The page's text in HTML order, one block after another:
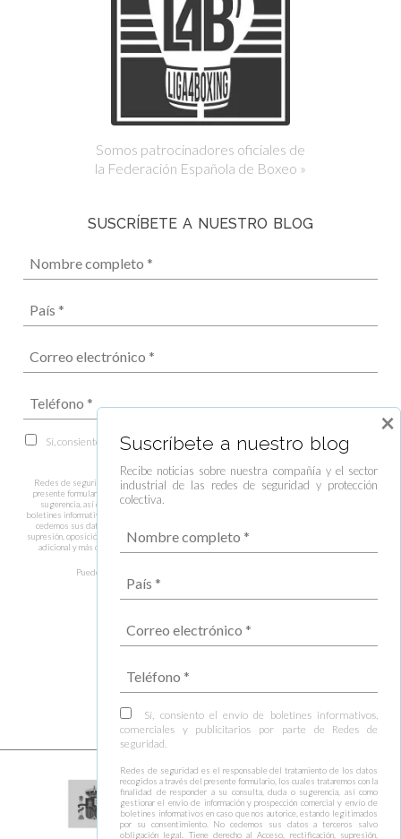
Somos patrocinadores oficiales de
la Federación Española de Boxeo »
SUSCRÍBETE A NUESTRO BLOG
Sí, consiento el envío de boletines informativos, comerciales y publicitarios
Redes de seguridad es el responsable del tratamiento de los datos recogidos a través del
presente formulario, los cuales trataremos con la finalidad de responder a su consulta, duda o
sugerencia, así como gestionar el envío de información y prospección comercial y envío de
boletines informativos en caso que nos autorice, estando legitimados por su consentimiento. No
cedemos sus datos a terceros salvo obligación legal. Tiene derecho al Acceso, rectificación,
supresión, oposición y limitación de los datos entre otros derechos. Puede consultar información
adicional y más detallada sobre el tratamiento de datos en nuestra
Puede darse de baja de estas comunicaciones en cualquier momento.
Suscríbete a nuestro blog
Recibe noticias sobre nuestra compañía y el sector
industrial de las redes de seguridad y protección
colectiva.
Sí, consiento el envío de boletines informativos,
comerciales y publicitarios por parte de Redes de
seguridad.
Redes de seguridad es el responsable del tratamiento de los datos
recogidos a través del presente formulario, los cuales trataremos con la
finalidad de responder a su consulta, duda o sugerencia, así como
gestionar el envío de información y prospección comercial y envío de
boletines informativos en caso que nos autorice, estando legitimados
por su consentimiento. No cedemos sus datos a terceros salvo
obligación legal. Tiene derecho al Acceso, rectificación, supresión,
×